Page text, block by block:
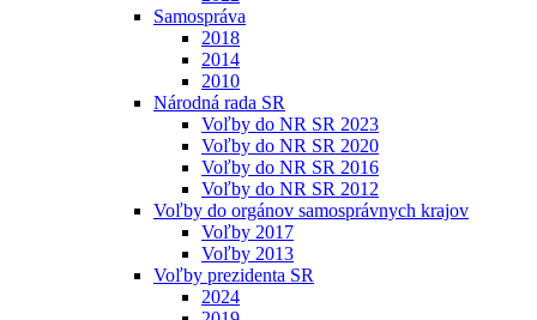
Samospráva
2018
2014
2010
Národná rada SR
Voľby do NR SR 2023
Voľby do NR SR 2020
Voľby do NR SR 2016
Voľby do NR SR 2012
Voľby do orgánov samosprávnych krajov
Voľby 2017
Voľby 2013
Voľby prezidenta SR
2024